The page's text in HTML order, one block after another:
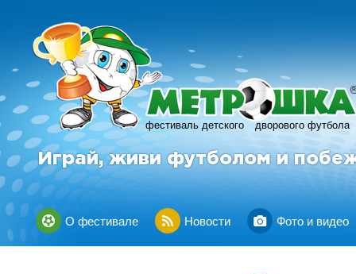
фестиваль детского дворового футбола
R
Играй, живи футболом и
О фестивале Новости Фото и видео